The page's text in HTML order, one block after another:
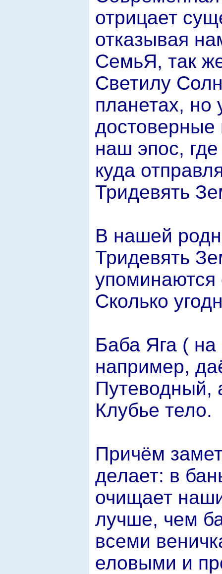
отрицает
отказывая
СемьЯ, так
Светилу
планетах, но
наш эпос,
куда
Тридевять
В нашей
Тридевять
Сколько
Баба Яга (
например,
Путеводный,
Клубье тело.
Причём
делает: в
очищает
лучше, чем
всеми
еловыми и